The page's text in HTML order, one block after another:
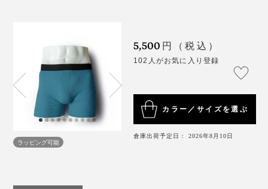
ラッピング可能
5,500 円（税込）
102人がお気に入り登録
カラー／サイズを選ぶ
倉庫出荷予定日： 2026年8月10日